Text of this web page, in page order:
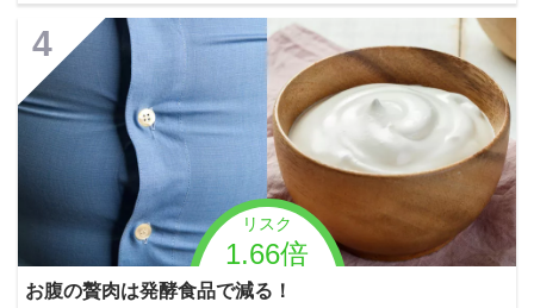
リスク
1.66倍
4
お腹の贅肉は発酵食品で減る！